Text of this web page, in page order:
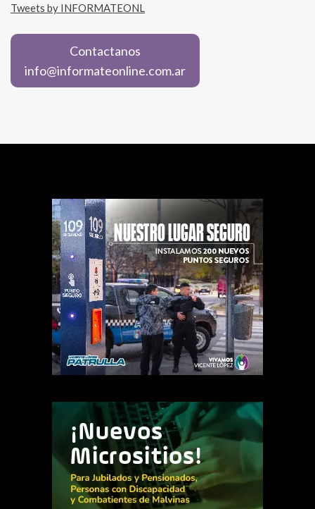
Tweets by INFORMATEONL
Contactanos
info@informateonline.com.ar